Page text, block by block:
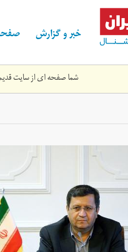
خبر و گزارش
شما صفحه ای از سایت